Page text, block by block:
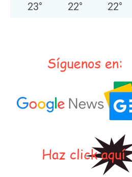
23° 22° 22°